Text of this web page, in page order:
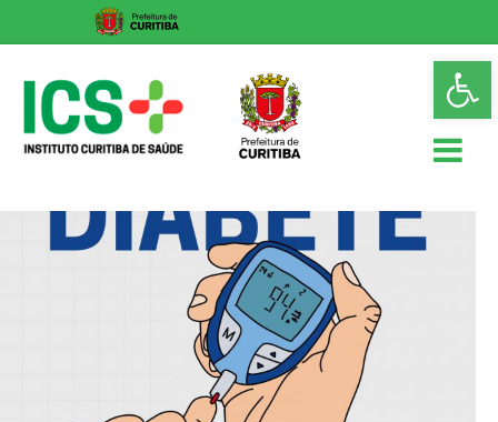
content
ICS
Instituto